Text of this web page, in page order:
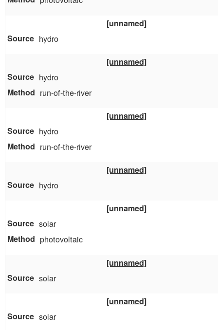
[unnamed]
hydro
[unnamed]
hydro
run-of-the-river
[unnamed]
hydro
run-of-the-river
[unnamed]
hydro
[unnamed]
solar
photovoltaic
[unnamed]
solar
[unnamed]
solar